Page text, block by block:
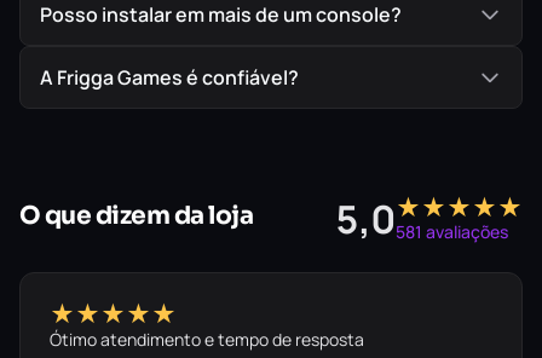
Modo história elaborado
Explore 13 territórios de tirar o fôlego com jogabilidade
emergente. Controle as forças da natureza em um
arquipélago misterioso e ajude uma tribo primitiva a
Posso instalar em mais de um console?
A Frigga Games é confiável?
O que dizem da loja 5,0★★★★★
581 avaliações
★★★★★
Ótimo atendimento e tempo de resposta